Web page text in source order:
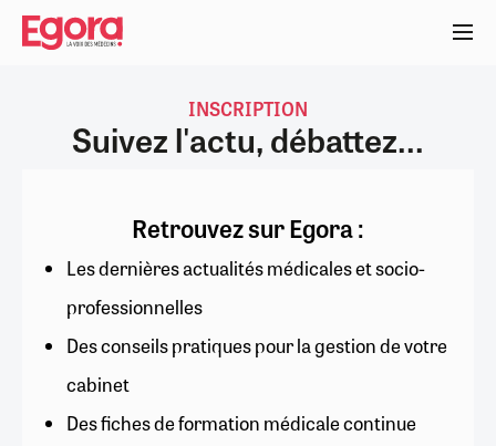
Aller
contenu
INSCRIPTION
Suivez l'actu, débattez...
Retrouvez sur Egora :
Les dernières actualités médicales et socio-
professionnelles
Des conseils pratiques pour la gestion de votre
cabinet
Des fiches de formation médicale continue